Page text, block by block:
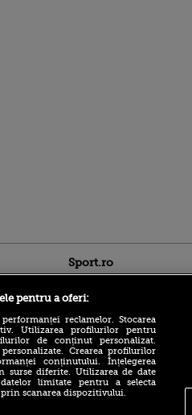
din
și
Sport.ro
Ioan Varga, „salvat” de
polonezi. Au venit banii
pentru a oferi:
reclamelor. Stocarea
Utilizarea profilurilor pentru
de conținut personalizat.
Crearea profilurilor
conținutului. Înțelegerea
diferite. Utilizarea de date
limitate pentru a selecta
scanarea dispozitivului.